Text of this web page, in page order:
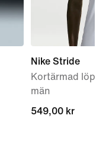
Nike Stride
Kortärmad
män
549,00 kr
549,00 kr